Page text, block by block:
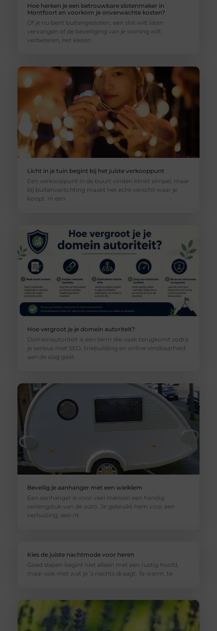
Hoe herken je een betrouwbare slotenmaker in
Montfoort en voorkom je onverwachte kosten?
Of je nu bent buitengesloten, een slot wilt laten
vervangen of de beveiliging van je woning wilt
verbeteren, het kiezen
Licht in je tuin begint bij het juiste verkooppunt
Een verkooppunt in de buurt vinden klinkt simpel, maar
bij buitenverlichting maakt het echt verschil waar je
koopt. In een
Hoe vergroot je je domein autoriteit?
Domeinautoriteit is een term die vaak terugkomt zodra
je serieus met SEO, linkbuilding en online vindbaarheid
aan de slag gaat.
Beveilig je aanhanger met een wielklem
Een aanhanger is voor veel mensen een handig
verlengstuk van de auto. Je gebruikt hem voor een
verhuizing, een rit
Kies de juiste nachtmode voor heren
Goed slapen begint niet alleen met een rustig hoofd,
maar ook met wat je ’s nachts draagt. Te warm, te